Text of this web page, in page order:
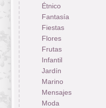
Étnico
Fantasía
Fiestas
Flores
Frutas
Infantil
Jardín
Marino
Mensajes
Moda